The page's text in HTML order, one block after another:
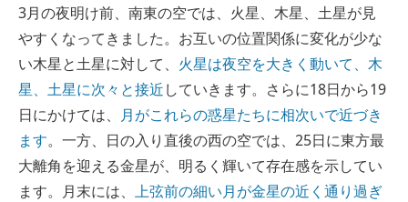
3月の夜明け前、南東の空では、火星、木星、土星が見
やすくなってきました。お互いの位置関係に変化が少な
い木星と土星に対して、 火星は夜空を大きく動いて、木
星、土星に次々と接近していきます。さらに18日から19
日にかけては、 月がこれらの惑星たちに相次いで近づき
ます。一方、日の入り直後の西の空では、25日に東方最
大離角を迎える金星が、明るく輝いて存在感を示してい
ます。月末には、 上弦前の細い月が金星の近く通り過ぎ